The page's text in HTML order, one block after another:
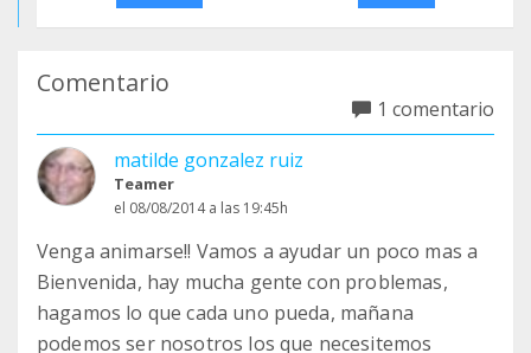
Comentario
1 comentario
matilde gonzalez ruiz
Teamer
el 08/08/2014 a las 19:45h
Venga animarse!! Vamos a ayudar un poco mas a
Bienvenida, hay mucha gente con problemas,
hagamos lo que cada uno pueda, mañana
podemos ser nosotros los que necesitemos